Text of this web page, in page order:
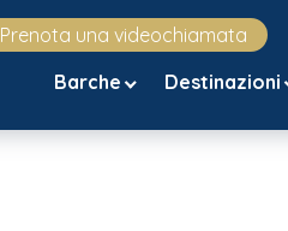
Prenota una videochiamata
Barche
Destinazioni